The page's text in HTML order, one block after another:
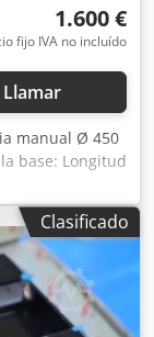
1.600 €
fijo IVA no incluído
Llamar
manual Ø 450
base: Longitud
150 kg
Clasificado